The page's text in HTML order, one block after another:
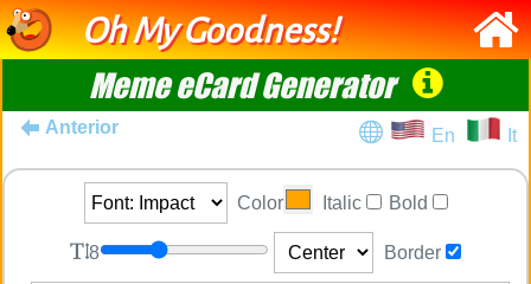
Oh My Goodness!
Meme eCard Generator
Anterior En It
Color Italic Bold
8 Border